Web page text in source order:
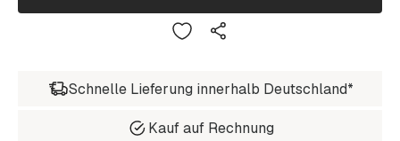
Schnelle Lieferung innerhalb Deutschland*
Kauf auf Rechnung